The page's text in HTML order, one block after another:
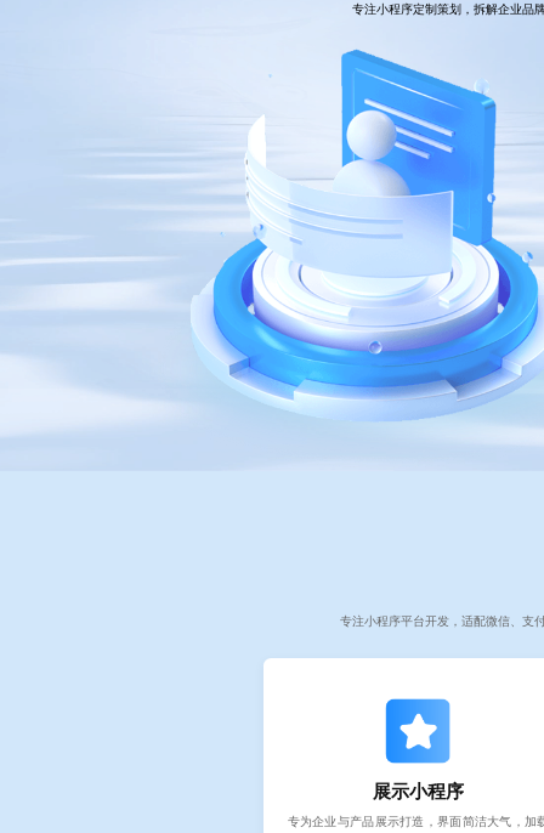
专注小程序定制策划，拆解企业品
专注小程序平台开发，适配微信、支
展示小程序
专为企业与产品展示打造，界面简洁大气，加